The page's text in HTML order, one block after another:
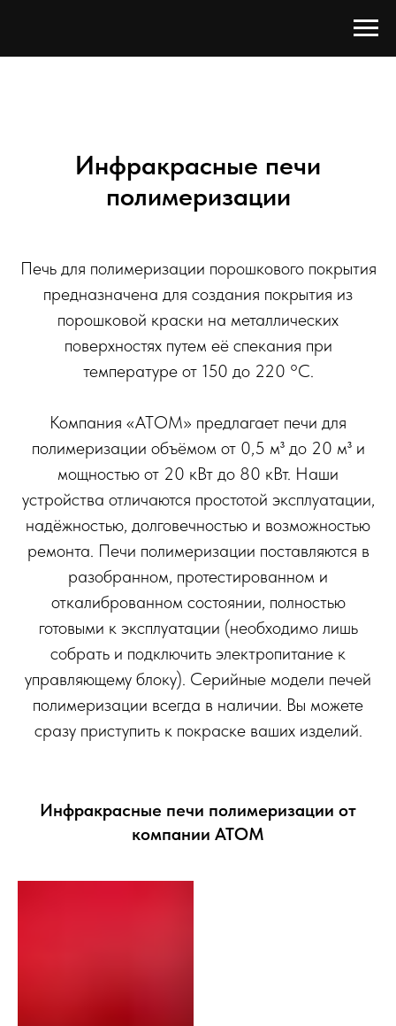
Инфракрасные печи
полимеризации
Печь для полимеризации порошкового покрытия
предназначена для создания покрытия из
порошковой краски на металлических
поверхностях путем её спекания при
температуре от 150 до 220 °C.
Компания «АТОМ» предлагает печи для
полимеризации объёмом от 0,5 м³ до 20 м³ и
мощностью от 20 кВт до 80 кВт. Наши
устройства отличаются простотой эксплуатации,
надёжностью, долговечностью и возможностью
ремонта. Печи полимеризации поставляются в
разобранном, протестированном и
откалиброванном состоянии, полностью
готовыми к эксплуатации (необходимо лишь
собрать и подключить электропитание к
управляющему блоку). Серийные модели печей
полимеризации всегда в наличии. Вы можете
сразу приступить к покраске ваших изделий.
Инфракрасные печи полимеризации от
компании АТОМ